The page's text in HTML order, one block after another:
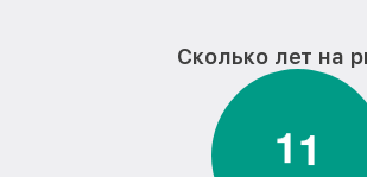
Сколько лет на
11